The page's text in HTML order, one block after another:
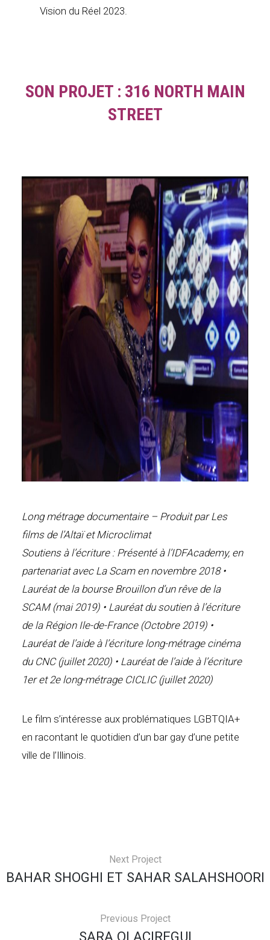
Vision du Réel 2023.
SON PROJET : 316 NORTH MAIN
STREET
Long métrage documentaire – Produit par Les
films de l’Altaï et Microclimat
Soutiens à l’écriture : Présenté à l’IDFAcademy, en
partenariat avec La Scam en novembre 2018 •
Lauréat de la bourse Brouillon d’un rêve de la
SCAM (mai 2019) • Lauréat du soutien à l’écriture
de la Région Ile-de-France (Octobre 2019) •
Lauréat de l’aide à l’écriture long-métrage cinéma
du CNC (juillet 2020) • Lauréat de l’aide à l’écriture
1er et 2e long-métrage CICLIC (juillet 2020)
Le film s’intéresse aux problématiques LGBTQIA+
en racontant le quotidien d’un bar gay d’une petite
ville de l’Illinois.
Next Project
BAHAR SHOGHI ET SAHAR SALAHSHOORI
Previous Project
SARA OLACIREGUI